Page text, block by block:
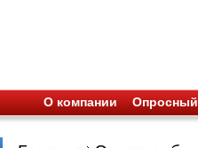
О компании